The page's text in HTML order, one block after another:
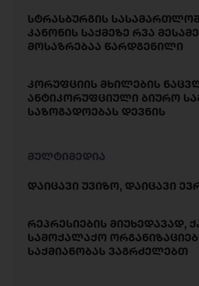
სტრასბურგის
კანონის საქმეზე რვა
მოსაზრებაა წარდგენილი
კორუფციის მხილების
ანტიკორუფციული ბიურო
საზოგადოებას დევნის
მულტიმედია
დაიცავი უვიზო, დაიცავი
რეპრესიების მიუხედავად,
სამოქალაქო
საქმიანობას ვაგრძელებთ